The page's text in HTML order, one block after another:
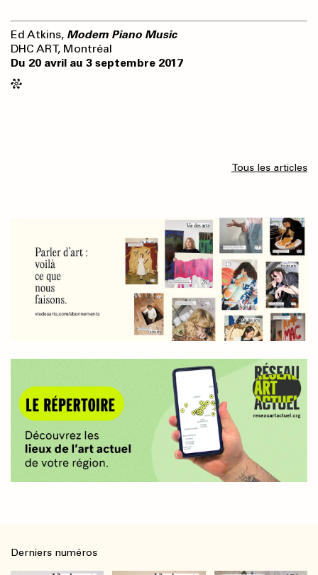
Ed Atkins, Modern Piano Music
DHC ART, Montréal
Du 20 avril au 3 septembre 2017
Tous les articles
Derniers numéros